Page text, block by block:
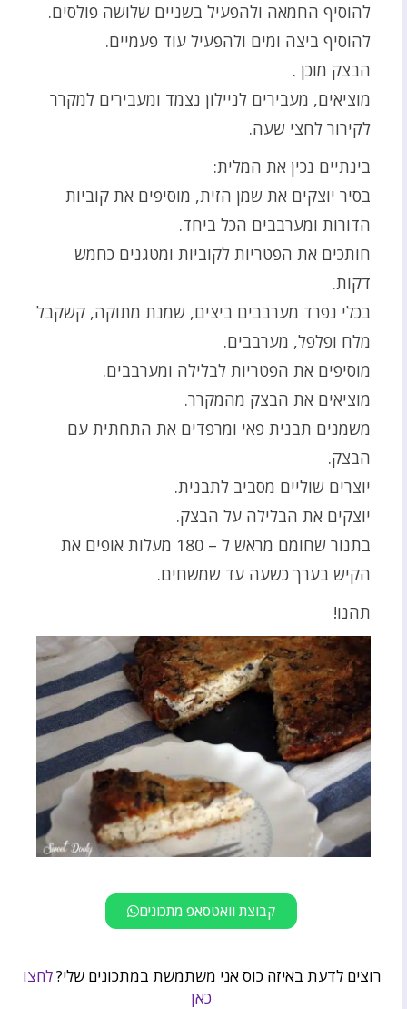
להוסיף החמאה ולהפעיל בשניים שלושה פולסים.
להוסיף ביצה ומים ולהפעיל עוד פעמיים.
הבצק מוכן .
מוציאים, מעבירים לניילון נצמד ומעבירים למקרר
לקירור לחצי שעה.
בינתיים נכין את המלית:
בסיר יוצקים את שמן הזית, מוסיפים את קוביות
הדורות ומערבבים הכל ביחד.
חותכים את הפטריות לקוביות ומטגנים כחמש
דקות.
בכלי נפרד מערבבים ביצים, שמנת מתוקה, קשקבל
מלח ופלפל, מערבבים.
מוסיפים את הפטריות לבלילה ומערבבים.
מוציאים את הבצק מהמקרר.
משמנים תבנית פאי ומרפדים את התחתית עם
הבצק.
יוצרים שוליים מסביב לתבנית.
יוצקים את הבלילה על הבצק.
בתנור שחומם מראש ל – 180 מעלות אופים את
הקיש בערך כשעה עד שמשחים.
תהנו!
קבוצת וואטסאפ מתכונים
רוצים לדעת באיזה כוס אני משתמשת במתכונים שלי?לחצו
כאן